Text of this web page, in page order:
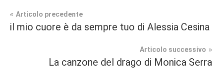
Tag
Fantasy
Navigazione
Articolo precedente
il mio cuore è da sempre tuo di Alessia Cesina
Articolo successivo
La canzone del drago di Monica Serra